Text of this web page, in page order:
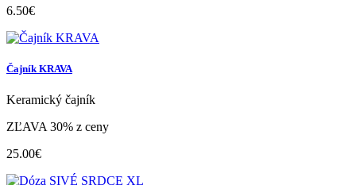
6.50€
Čajník KRAVA
Keramický čajník
ZĽAVA 30% z ceny
25.00€